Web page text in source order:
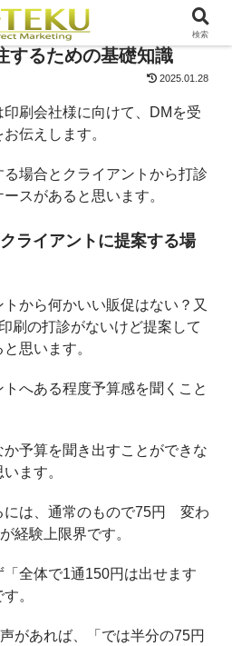
するための基礎知識
2025.01.28
刷会社様に向けて、DMを受
伝えします。
場合とクライアントから打診
スがあると思います。
ライアントに提案する場
から何かいい販促はない？又
刷の打診がないけど提案して
思います。
へある程度予算感を聞くこと
予算を聞き出すことができな
ます。
には、通常のもので75円 変わ
経験上限界です。
全体で1通150円は出せます
。
があれば、「では半分の75円
検索